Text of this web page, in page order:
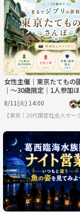
女性主催｜東京たてもの
｜〜30歳限定｜1人参加
｜友達作り
8/11(火) 14:00
【東京｜20代限定社会人サ